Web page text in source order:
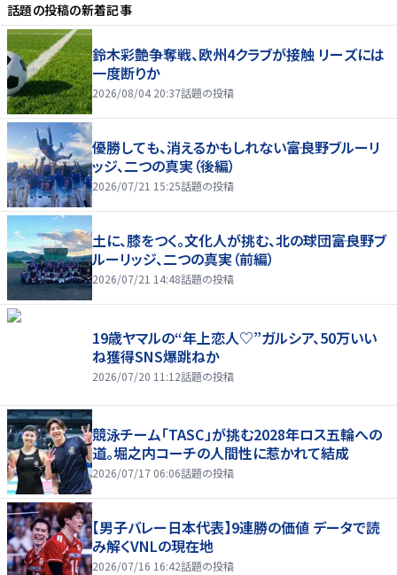
話題の投稿の新着記事
鈴木彩艶争奪戦、欧州4クラブが接触 リーズには
一度断りか
2026/08/04 20:37話題の投稿
優勝しても、消えるかもしれない――富良野ブルーリ
ッジ、二つの真実（後編）
2026/07/21 15:25話題の投稿
土に、膝をつく。文化人が挑む、北の球団――富良野ブ
ルーリッジ、二つの真実（前編）
2026/07/21 14:48話題の投稿
19歳ヤマルの“年上恋人♡”ガルシア、50万いい
ね獲得SNS爆跳ねか
2026/07/20 11:12話題の投稿
競泳チーム「TASC」が挑む2028年ロス五輪への
道。堀之内コーチの人間性に惹かれて結成
2026/07/17 06:06話題の投稿
【男子バレー日本代表】9連勝の価値 データで読
み解くVNLの現在地
2026/07/16 16:42話題の投稿